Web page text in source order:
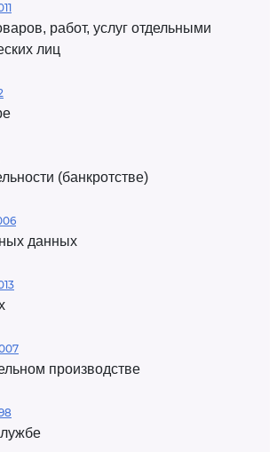
работ, услуг отдельными
лиц
(банкротстве)
данных
производстве